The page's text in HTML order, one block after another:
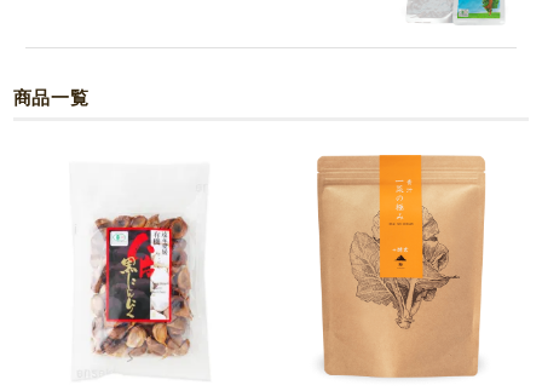
商品一覧